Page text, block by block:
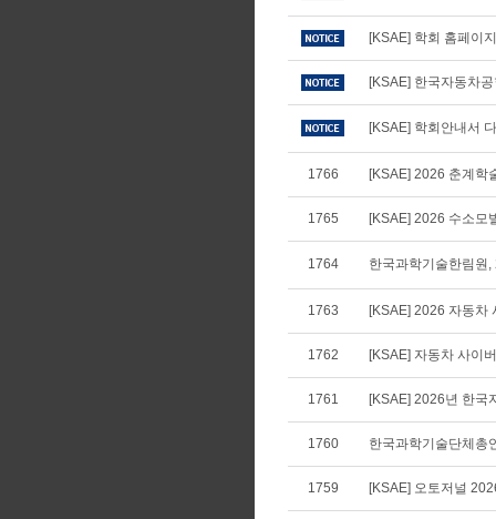
[KSAE] 학회 홈페이
[KSAE] 한국자동차
[KSAE] 학회안내서
1766 [KSAE] 2026 춘계학
1765 [KSAE] 2026 수소모
1764 한국과학기술한림원
1763 [KSAE] 2026 자동차
1762 [KSAE] 자동차 사이
1761 [KSAE] 2026년 한국
1760 한국과학기술단체총
1759 [KSAE] 오토저널